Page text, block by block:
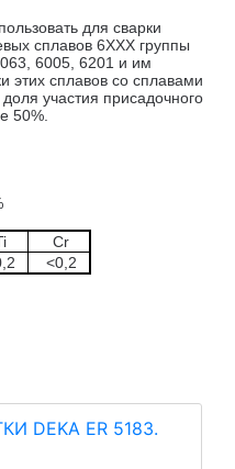
для сварки
сплавов 6ХХХ группы
6005, 6201 и им
этих сплавов со сплавами
участия присадочного
50%.
Cr
<0,2